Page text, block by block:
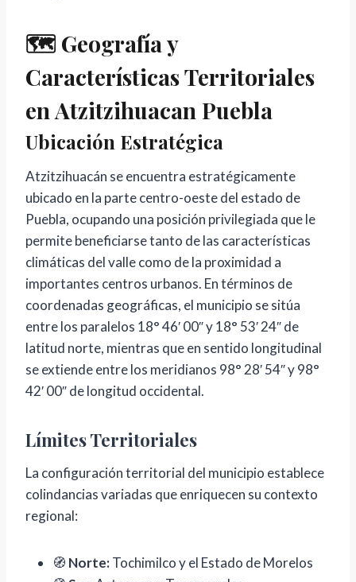
🗺️ Geografía y
Características Territoriales
en Atzitzihuacan Puebla
Ubicación Estratégica
Atzitzihuacán se encuentra estratégicamente
ubicado en la parte centro-oeste del estado de
Puebla, ocupando una posición privilegiada que le
permite beneficiarse tanto de las características
climáticas del valle como de la proximidad a
importantes centros urbanos. En términos de
coordenadas geográficas, el municipio se sitúa
entre los paralelos 18° 46′ 00″ y 18° 53′ 24″ de
latitud norte, mientras que en sentido longitudinal
se extiende entre los meridianos 98° 28′ 54″ y 98°
42′ 00″ de longitud occidental.
Límites Territoriales
La configuración territorial del municipio establece
colindancias variadas que enriquecen su contexto
regional:
🧭 Norte:Tochimilco y el Estado de Morelos